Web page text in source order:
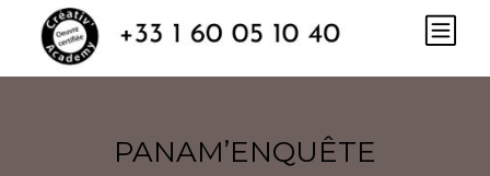
PANAM’ENQUÊTE